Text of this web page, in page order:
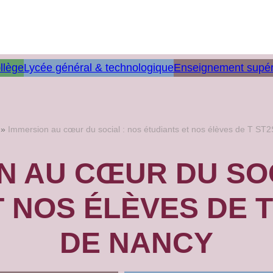
Lycée général & technologiqueEnseignement
» Immersion au cœur du social : nos étudiants et nos élèves de T
AU CŒUR DU
ÉLÈVES DE
DE NANCY